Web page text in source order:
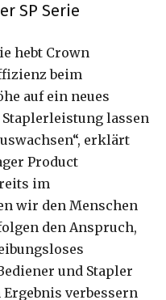
SP Serie
hebt Crown
beim
auf ein neues
lassen
erklärt
Product
im
wir den Menschen
den Anspruch,
und Stapler
verbessern